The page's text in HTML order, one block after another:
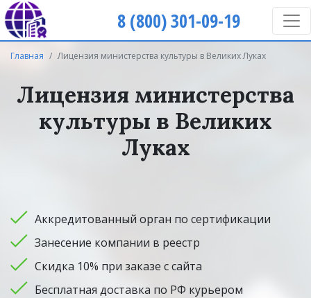
8 (800) 301-09-19
Главная Лицензия министерства культуры в Великих Луках
Лицензия министерства
культуры в Великих
Луках
Аккредитованный орган по сертификации
Занесение компании в реестр
Скидка 10% при заказе с сайта
Бесплатная доставка по РФ курьером